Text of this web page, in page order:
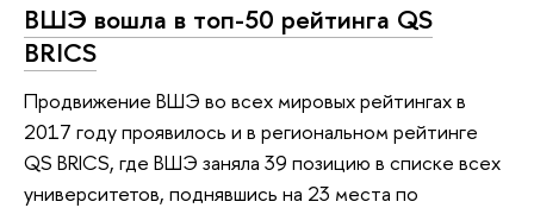
ВШЭ вошла в топ-50 рейтинга QS
BRICS
Продвижение ВШЭ во всех мировых рейтингах в
2017 году проявилось и в региональном рейтинге
QS BRICS, где ВШЭ заняла 39 позицию в списке всех
университетов, поднявшись на 23 места по